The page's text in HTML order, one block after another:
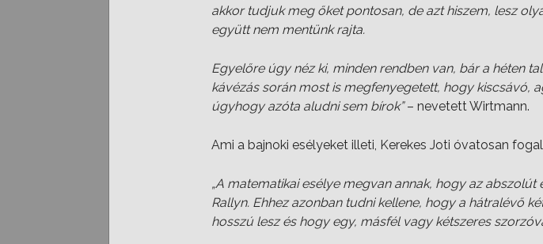
akkor tudjuk meg őket pontosan, de azt hiszem, lesz
együtt nem mentünk rajta.
Egyelőre úgy néz ki, minden rendben van, bár a héten
kávézás során most is megfenyegetett, hogy kiscsávó,
úgyhogy azóta aludni sem bírok”– nevetett Wirtmann.
Ami a bajnoki esélyeket illeti, Kerekes Joti óvatosan
„A matematikai esélye megvan annak, hogy az
Rallyn. Ehhez azonban tudni kellene, hogy a hátralévő
hosszú lesz és hogy egy, másfél vagy kétszeres